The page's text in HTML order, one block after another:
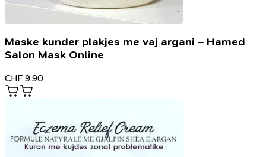
Maske kunder plakjes me vaj argani – Hamed
Salon Mask Online
CHF 9.90